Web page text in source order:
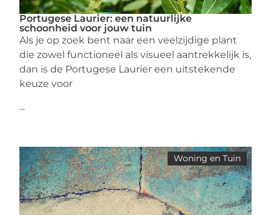
Portugese Laurier: een natuurlijke
schoonheid voor jouw tuin
Als je op zoek bent naar een veelzijdige plant
die zowel functioneel als visueel aantrekkelijk is,
dan is de Portugese Laurier een uitstekende
keuze voor
...
Woning en Tuin